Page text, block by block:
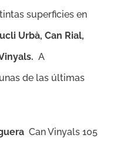
superficies en
Urbà, Can Rial,
A
de las últimas
Can Vinyals 105